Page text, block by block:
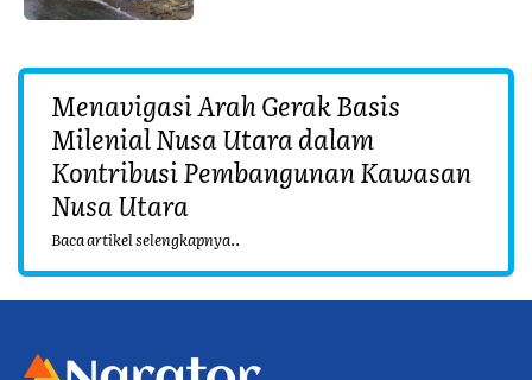
Menavigasi Arah Gerak Basis
Milenial Nusa Utara dalam
Kontribusi Pembangunan Kawasan
Nusa Utara
Baca artikel selengkapnya..